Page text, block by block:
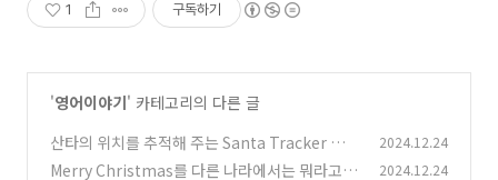
1 구독하기
'영어이야기' 카테고리의 다른 글
산타의 위치를 추적해 주는 Santa Tracker 알아
보기
(4)
2024.12.24
Merry Christmas를 다른 나라에서는 뭐라고
2024.12.24